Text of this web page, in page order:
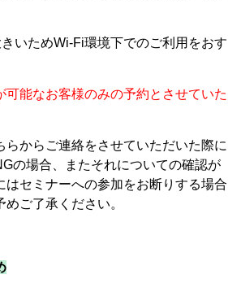
いためWi-Fi環境下でのご利用をおす
能なお客様のみの予約とさせていた
らからご連絡をさせていただいた際に
の場合、またそれについての確認が
はセミナーへの参加をお断りする場合
ご了承ください。